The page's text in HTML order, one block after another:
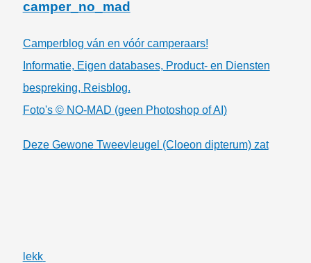
camper_no_mad
Camperblog ván en vóór camperaars!
Informatie, Eigen databases, Product- en Diensten
bespreking, Reisblog.
Foto's © NO-MAD (geen Photoshop of AI)
Deze Gewone Tweevleugel (Cloeon dipterum) zat
lekk